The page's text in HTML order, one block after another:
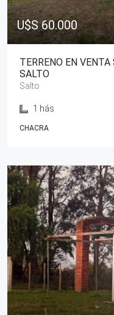
U$S 60.000
TERRENO EN
SALTO
Salto
1 hás
CHACRA